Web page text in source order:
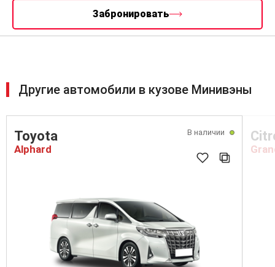
Забронировать
Другие автомобили в кузове Минивэны
В наличии
Toyota
Alphard